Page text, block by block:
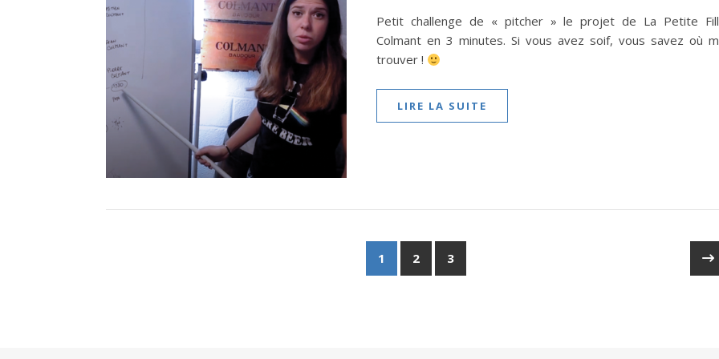
Petit challenge de « pitcher » le projet de La Petite
Colmant en 3 minutes. Si vous avez soif, vous savez où
trouver !
LIRE LA SUITE
1 2 3